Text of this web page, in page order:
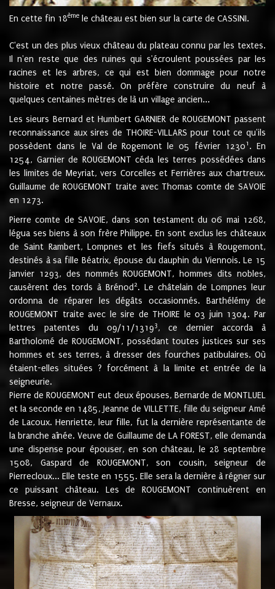
En cette fin 18ème le château est bien sur la carte de CASSINI.
C'est un des plus vieux château du plateau connu par les textes.
Il n'en reste que des ruines qui s'écroulent poussées par les
racines et les arbres, ce qui est bien dommage pour notre
histoire et notre passé. On préfère construire du neuf à
quelques centaines mètres de là un village ancien...
Les sieurs Bernard et Humbert GARNIER de ROUGEMONT passent
reconnaissance aux sires de THOIRE-VILLARS pour tout ce qu'ils
possèdent dans le Val de Rogemont le 05 février 12301 . En
1254, Garnier de ROUGEMONT céda les terres possédées dans
les limites de Meyriat, vers Corcelles et Ferrières aux chartreux.
Guillaume de ROUGEMONT traite avec Thomas comte de SAVOIE
en 1273.
Pierre comte de SAVOIE, dans son testament du 06 mai 1268,
légua ses biens à son frère Philippe. En sont exclus les châteaux
de Saint Rambert, Lompnes et les fiefs situés à Rougemont,
destinés à sa fille Béatrix, épouse du dauphin du Viennois. Le 15
janvier 1293, des nommés ROUGEMONT, hommes dits nobles,
causèrent des tords à Brénod 2. Le châtelain de Lompnes leur
ordonna de réparer les dégâts occasionnés. Barthélémy de
ROUGEMONT traite avec le sire de THOIRE le 03 juin 1304. Par
lettres patentes du 09/11/13193, ce dernier accorda à
Bartholomé de ROUGEMONT, possédant toutes justices sur ses
hommes et ses terres, à dresser des fourches patibulaires. Où
étaient-elles situées ? forcément à la limite et entrée de la
seigneurie.
Pierre de ROUGEMONT eut deux épouses, Bernarde de MONTLUEL
et la seconde en 1485, Jeanne de VILLETTE, fille du seigneur Amé
de Lacoux. Henriette, leur fille, fut la dernière représentante de
la branche aînée. Veuve de Guillaume de LA FOREST, elle demanda
une dispense pour épouser, en son château, le 28 septembre
1508, Gaspard de ROUGEMONT, son cousin, seigneur de
Pierrecloux... Elle teste en 1555. Elle sera la dernière à régner sur
ce puissant château. Les de ROUGEMONT continuèrent en
Bresse, seigneur de Vernaux.